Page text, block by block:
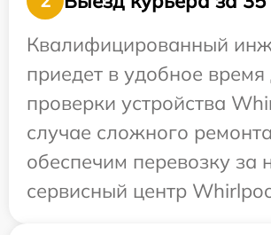
Квалифицированный
приедет в удобное время
проверки устройства
случае сложного
обеспечим перевозку за
сервисный центр